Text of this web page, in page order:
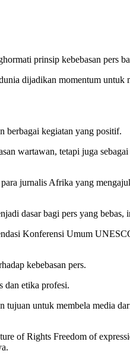
prinsip kebebasan pers
dijadikan momentum
berbagai kegiatan yang positif.
wartawan, tetapi juga
jurnalis Afrika yang
dasar bagi pers yang bebas,
Konferensi Umum
kebebasan pers.
dan etika profesi.
untuk membela media
of Rights Freedom of